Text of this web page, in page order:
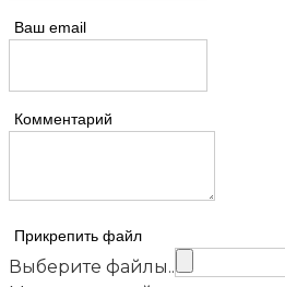
Ваш email
Комментарий
Прикрепить файл
Выберите файлы..